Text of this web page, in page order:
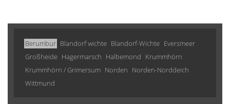
Berumbur Blandorf wichte Blandorf-Wichte Eversmeer
Großheide Hagermarsch Halbemond Krummhörn
Krummhörn / Grimersum Norden Norden-Norddeich
Wittmund